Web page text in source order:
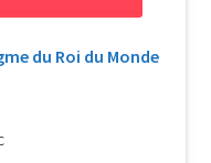
du Roi du Monde